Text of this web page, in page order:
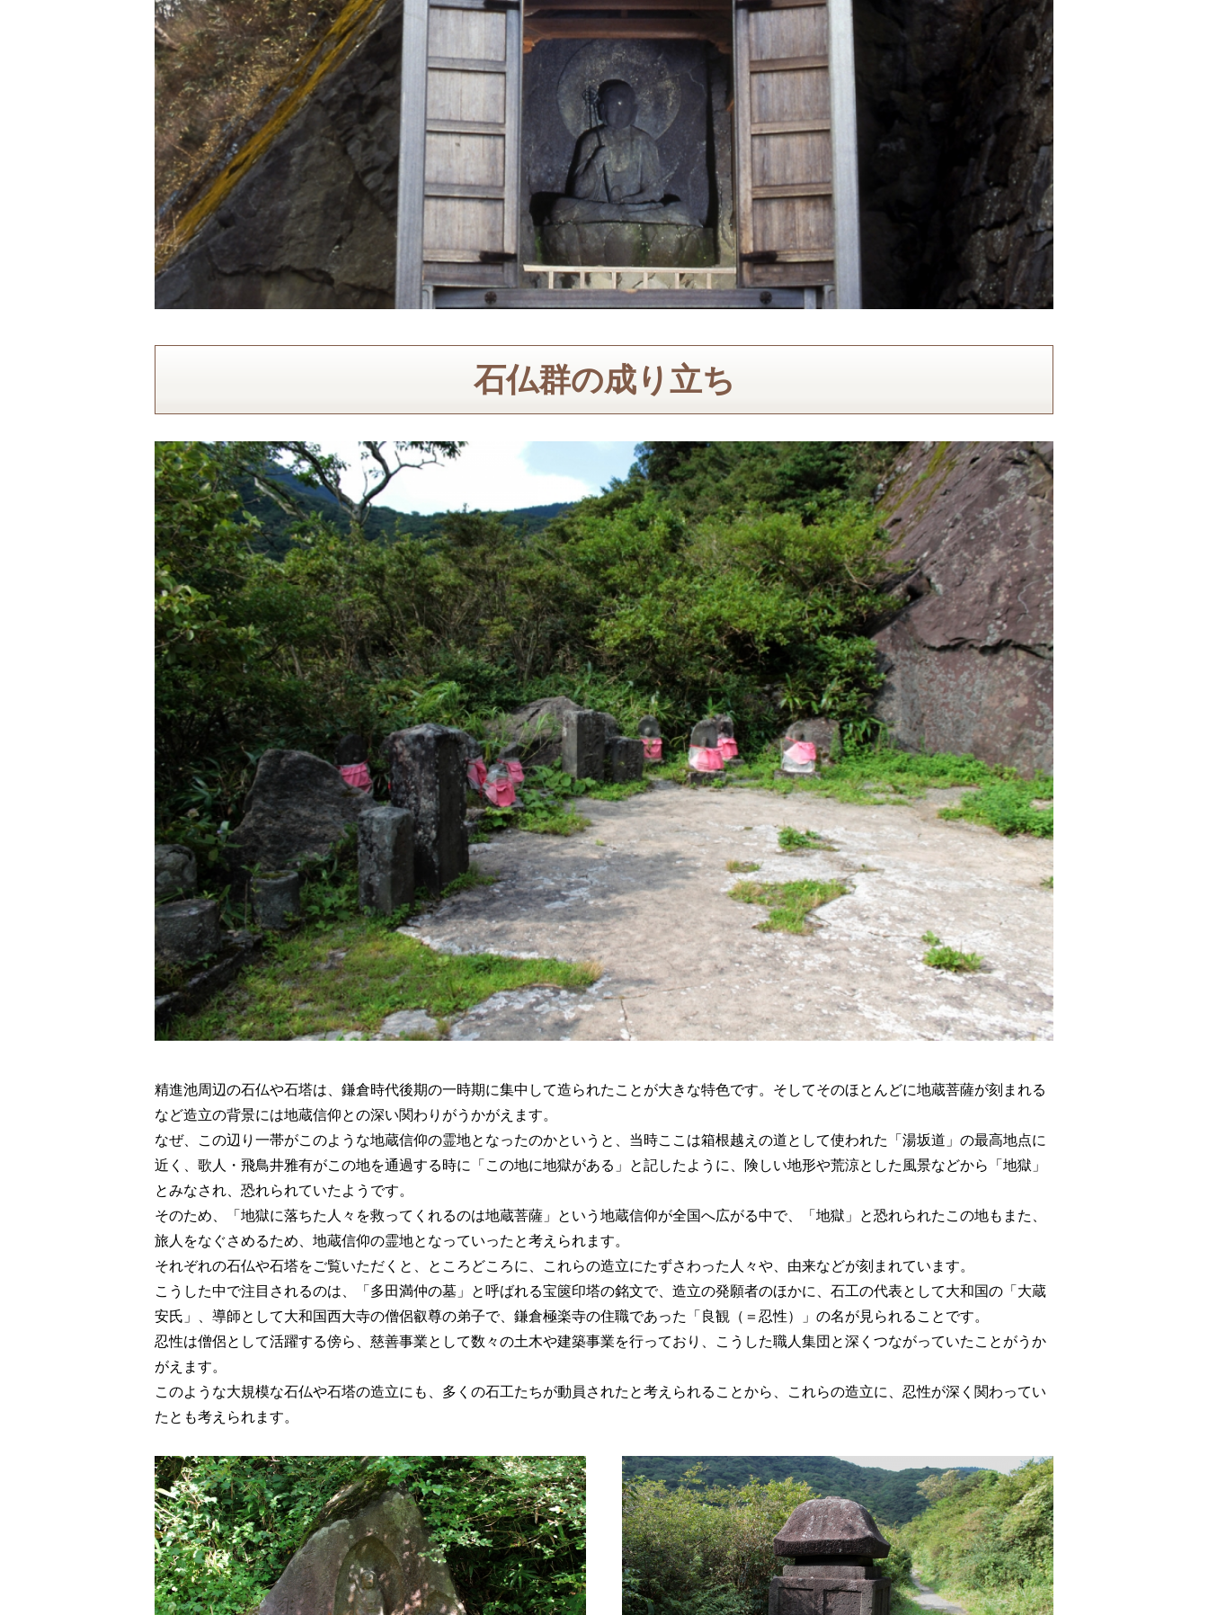
石仏群の成り立ち
精進池周辺の石仏や石塔は、鎌倉時代後期の一時期に集中して造られたことが大きな特色です。そしてそのほとんどに地蔵菩薩が刻まれる
など造立の背景には地蔵信仰との深い関わりがうかがえます。
なぜ、この辺り一帯がこのような地蔵信仰の霊地となったのかというと、当時ここは箱根越えの道として使われた「湯坂道」の最高地点に
近く、歌人・飛鳥井雅有がこの地を通過する時に「この地に地獄がある」と記したように、険しい地形や荒涼とした風景などから「地獄」
とみなされ、恐れられていたようです。
そのため、「地獄に落ちた人々を救ってくれるのは地蔵菩薩」という地蔵信仰が全国へ広がる中で、「地獄」と恐れられたこの地もまた、
旅人をなぐさめるため、地蔵信仰の霊地となっていったと考えられます。
それぞれの石仏や石塔をご覧いただくと、ところどころに、これらの造立にたずさわった人々や、由来などが刻まれています。
こうした中で注目されるのは、「多田満仲の墓」と呼ばれる宝篋印塔の銘文で、造立の発願者のほかに、石工の代表として大和国の「大蔵
安氏」、導師として大和国西大寺の僧侶叡尊の弟子で、鎌倉極楽寺の住職であった「良観（＝忍性）」の名が見られることです。
忍性は僧侶として活躍する傍ら、慈善事業として数々の土木や建築事業を行っており、こうした職人集団と深くつながっていたことがうか
がえます。
このような大規模な石仏や石塔の造立にも、多くの石工たちが動員されたと考えられることから、これらの造立に、忍性が深く関わってい
たとも考えられます。